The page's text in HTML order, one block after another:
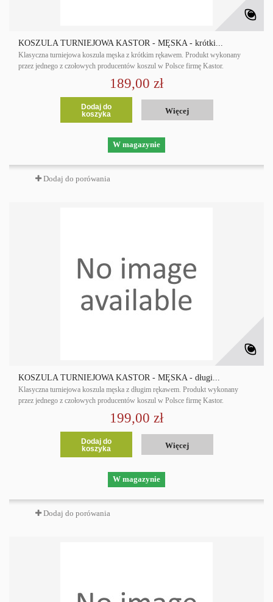
KOSZULA TURNIEJOWA KASTOR - MĘSKA - krótki...
Klasyczna turniejowa koszula męska z krótkim rękawem. Produkt wykonany
przez jednego z czołowych producentów koszul w Polsce firmę Kastor.
189,00 zł
Dodaj do
koszyka
Więcej
W magazynie
Dodaj do porówania
KOSZULA TURNIEJOWA KASTOR - MĘSKA - długi...
Klasyczna turniejowa koszula męska z długim rękawem. Produkt wykonany
przez jednego z czołowych producentów koszul w Polsce firmę Kastor.
199,00 zł
Dodaj do
koszyka
Więcej
W magazynie
Dodaj do porówania